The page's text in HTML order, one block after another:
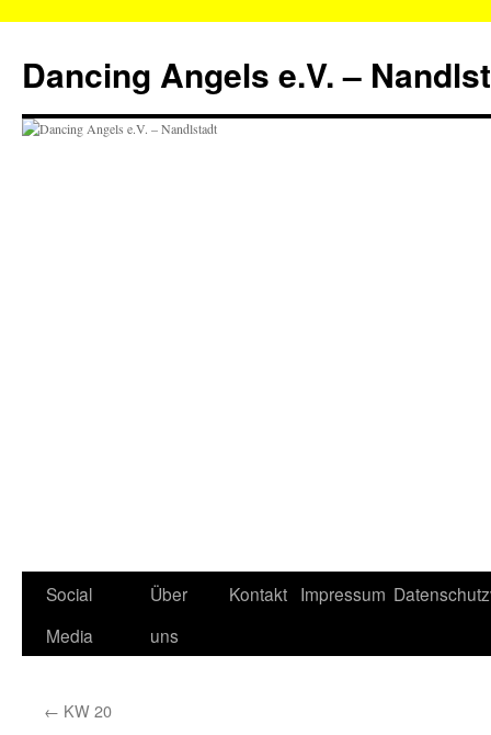
springen
Dancing Angels e.V. –
Social
Media
Über
uns
Kontakt Impressum
← KW 20